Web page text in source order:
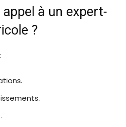
à un expert-
?